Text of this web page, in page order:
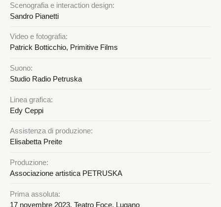
Scenografia e interaction design:
Sandro Pianetti
Video e fotografia:
Patrick Botticchio, Primitive Films
Suono:
Studio Radio Petruska
Linea grafica:
Edy Ceppi
Assistenza di produzione:
Elisabetta Preite
Produzione:
Associazione artistica PETRUSKA
Prima assoluta:
17 novembre 2023, Teatro Foce, Lugano